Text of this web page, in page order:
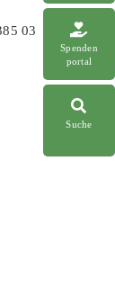
Spenden
portal
Suche
03